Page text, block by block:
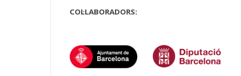
COL·LABORADORS: